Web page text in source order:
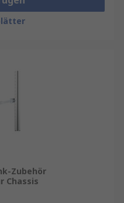
Zubehör
Chassis